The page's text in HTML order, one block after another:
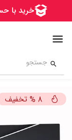
8
% تخفیف